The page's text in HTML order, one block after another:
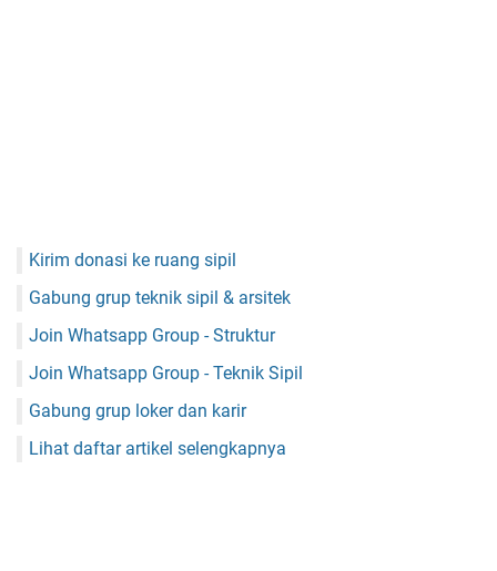
Kirim donasi ke ruang sipil
Gabung grup teknik sipil & arsitek
Join Whatsapp Group - Struktur
Join Whatsapp Group - Teknik Sipil
Gabung grup loker dan karir
Lihat daftar artikel selengkapnya